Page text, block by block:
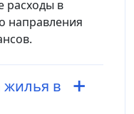
расходы в
направления
жилья в